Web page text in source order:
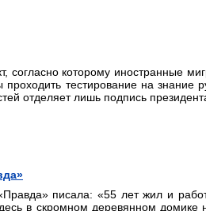
согласно которому иностранные
тестирование на знание
отделяет лишь подпись
писала: «55 лет жил и
в скромном деревянном домике